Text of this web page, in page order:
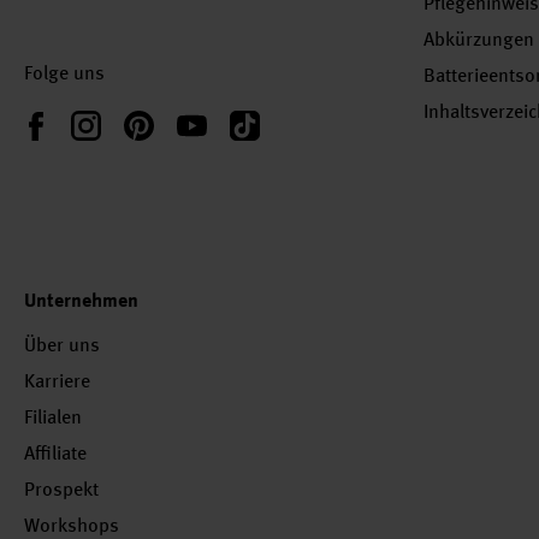
Folge uns
FacebookInstagramPinterestYouTubeTikTok
Abkürzungen
Unternehmen
Über uns
Karriere
Filialen
Affiliate
Prospekt
Workshops